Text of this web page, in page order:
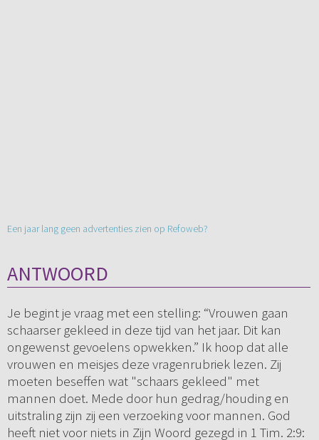
Een jaar lang geen advertenties zien op Refoweb?
ANTWOORD
Je begint je vraag met een stelling: “Vrouwen gaan
schaarser gekleed in deze tijd van het jaar. Dit kan
ongewenst gevoelens opwekken.” Ik hoop dat alle
vrouwen en meisjes deze vragenrubriek lezen. Zij
moeten beseffen wat "schaars gekleed" met
mannen doet. Mede door hun gedrag/houding en
uitstraling zijn zij een verzoeking voor mannen. God
heeft niet voor niets in Zijn Woord gezegd in 1 Tim. 2:9: